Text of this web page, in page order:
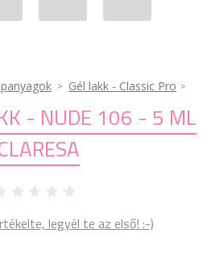
Gél lakk - Classic Pro
- NUDE 106 - 5 ML
legyél te az első! :-)